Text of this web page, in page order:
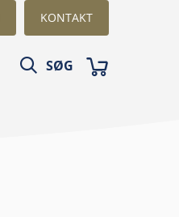
KONTAKT
SØG